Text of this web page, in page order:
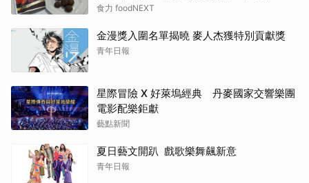
否撐起價格成考驗
食力 foodNEXT
金漫獎入圍名單揭曉 麥人杰獲特別貢獻獎
青年日報
星際冒險 X 好萊塢經典 丹麥國家交響樂團
電影配樂鉅獻
藝點新聞
夏日藝文開趴 戲歌樂舞飆新意
青年日報